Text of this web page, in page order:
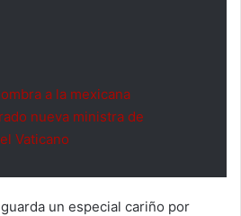
a la mexicana
nueva ministra de
Vaticano
un especial cariño por